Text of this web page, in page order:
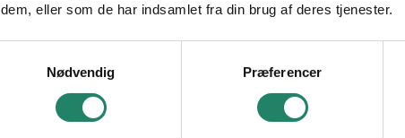
dem, eller som de har indsamlet fra din brug af deres tjenester.
Nødvendig
Præferencer